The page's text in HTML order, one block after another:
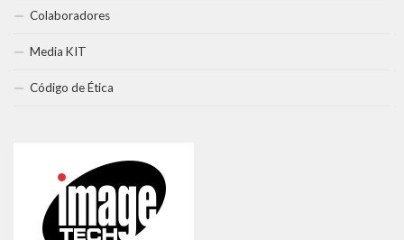
Colaboradores
Media KIT
Código de Ética